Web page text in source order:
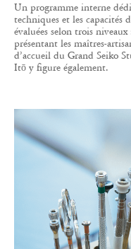
Un programme interne
techniques et les capacités
évaluées selon trois
présentant les maîtres-
d’accueil du Grand Seiko
Itō y figure également.